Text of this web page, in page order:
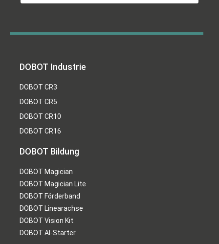
DOBOT Industrie
DOBOT CR3
DOBOT CR5
DOBOT CR10
DOBOT CR16
DOBOT Bildung
DOBOT Magician
DOBOT Magician Lite
DOBOT Förderband
DOBOT Linearachse
DOBOT Vision Kit
DOBOT AI-Starter